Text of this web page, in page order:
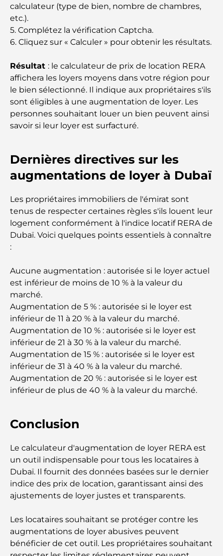
Déménager à Dubaï depuis l'Australie : Guide
complet du déménagement
Safari de luxe d'une nuit dans le désert de Dubaï :
une escapade haut de gamme
Les voitures les plus chères de Tesla : l'innovation
au service de la performance
Restaurants Al Wasl : les restaurants les plus
Les 10 pays les plus riches du monde
Activités à faire avec des enfants à Dubaï : un
guide complet pour les familles
Les meilleurs complexes hôteliers balnéaires de
Lieux romantiques à Dubaï pour des moments
inoubliables
Les meilleures options de séjour à Dubaï : Hôtels
et complexes hôteliers de premier plan
Meilleurs restaurants pour un déjeuner d'affaires
au DIFC
Les marques de vêtements les plus chères au
monde
Architecture ottomane : un riche héritage d'art,
de culture et d'empire
Comment choisir un conseiller financier à Dubaï ?
Les jets privés les plus chers : immersion dans
l'univers du luxe aéronautique des milliardaires
Les bagues de fiançailles les plus chères du
monde
calculateur (type de bien, nombre de chambres,
etc.).
5. Complétez la vérification Captcha.
6. Cliquez sur « Calculer » pour obtenir les résultats.
Résultat : le calculateur de prix de location RERA
affichera les loyers moyens dans votre région pour
le bien sélectionné. Il indique aux propriétaires s'ils
sont éligibles à une augmentation de loyer. Les
personnes souhaitant louer un bien peuvent ainsi
savoir si leur loyer est surfacturé.
Dernières directives sur les
augmentations de loyer à Dubaï
Les propriétaires immobiliers de l'émirat sont
tenus de respecter certaines règles s'ils louent leur
logement conformément à l'indice locatif RERA de
Dubaï. Voici quelques points essentiels à connaître
:
Aucune augmentation : autorisée si le loyer actuel
est inférieur de moins de 10 % à la valeur du
marché.
Augmentation de 5 % : autorisée si le loyer est
inférieur de 11 à 20 % à la valeur du marché.
Augmentation de 10 % : autorisée si le loyer est
inférieur de 21 à 30 % à la valeur du marché.
Augmentation de 15 % : autorisée si le loyer est
inférieur de 31 à 40 % à la valeur du marché.
Augmentation de 20 % : autorisée si le loyer est
inférieur de plus de 40 % à la valeur du marché.
Conclusion
Le calculateur d'augmentation de loyer RERA est
un outil indispensable pour tous les locataires à
Dubaï. Il fournit des données basées sur le dernier
indice des prix de location, garantissant ainsi des
ajustements de loyer justes et transparents.
Les locataires souhaitant se protéger contre les
augmentations de loyer abusives peuvent
bénéficier de cet outil. Les propriétaires souhaitant